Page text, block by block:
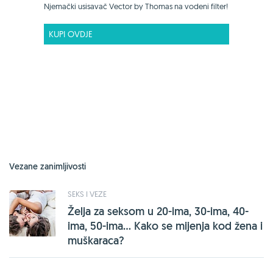
Njemački usisavač Vector by Thomas na vodeni filter!
KUPI OVDJE
Vezane zanimljivosti
SEKS I VEZE
Želja za seksom u 20-ima, 30-ima, 40-
ima, 50-ima... Kako se mijenja kod žena i
muškaraca?